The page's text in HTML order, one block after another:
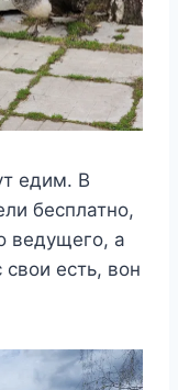
едим. В
бесплатно,
ведущего, а
есть, вон